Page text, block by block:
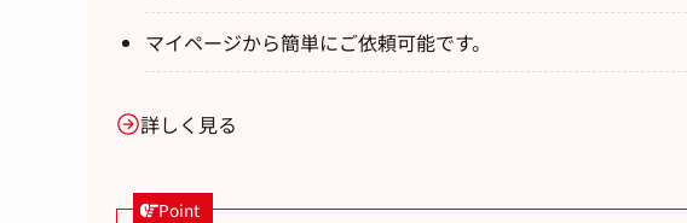
マイページから簡単にご依頼可能です。
詳しく見る
Point